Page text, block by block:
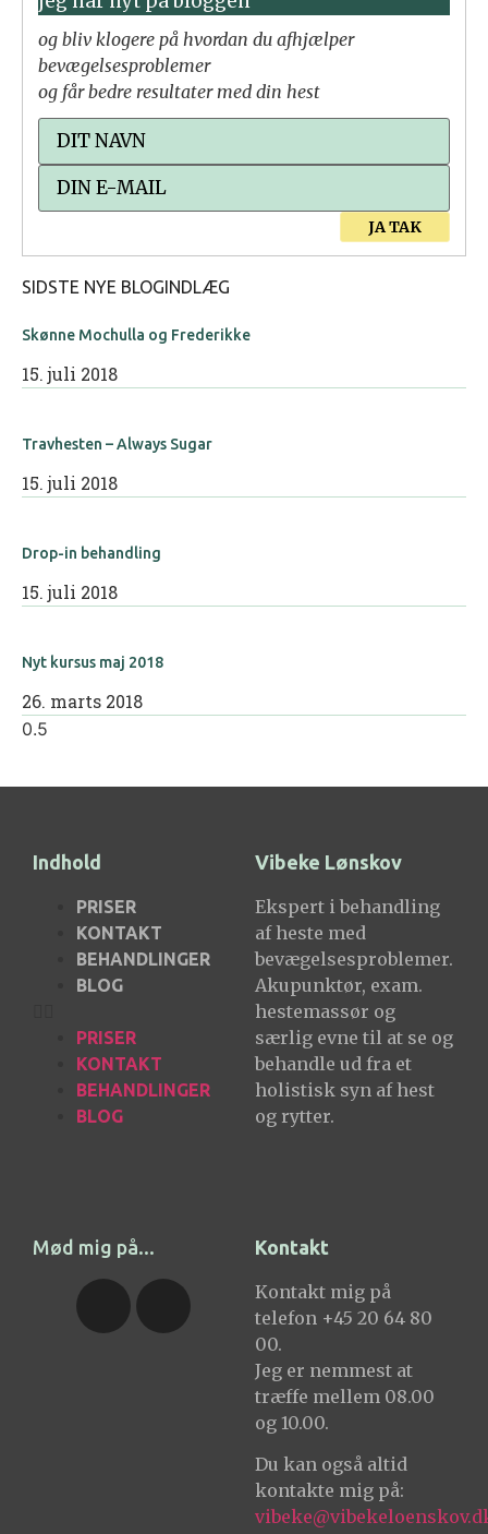
og bliv klogere på hvordan du afhjælper
bevægelsesproblemer
og får bedre resultater med din hest
JA TAK
SIDSTE NYE BLOGINDLÆG
Skønne Mochulla og Frederikke
15. juli 2018
Travhesten – Always Sugar
15. juli 2018
Drop-in behandling
15. juli 2018
Nyt kursus maj 2018
26. marts 2018
Indhold
PRISER
KONTAKT
BEHANDLINGER
BLOG
PRISER
KONTAKT
BEHANDLINGER
BLOG
Vibeke Lønskov
Ekspert i behandling
af heste med
bevægelsesproblemer.
Akupunktør, exam.
hestemassør og
særlig evne til at se og
behandle ud fra et
holistisk syn af hest
og rytter.
Mød mig på... Kontakt
Kontakt mig på
telefon +45 20 64 80
00.
Jeg er nemmest at
træffe mellem 08.00
og 10.00.
Du kan også altid
kontakte mig på: